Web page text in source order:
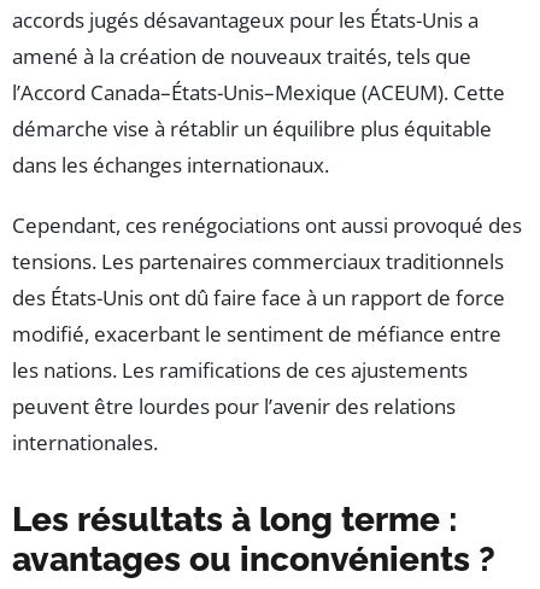
accords jugés désavantageux pour les États-Unis a
amené à la création de nouveaux traités, tels que
l’Accord Canada–États-Unis–Mexique (ACEUM). Cette
démarche vise à rétablir un équilibre plus équitable
dans les échanges internationaux.
Cependant, ces renégociations ont aussi provoqué des
tensions. Les partenaires commerciaux traditionnels
des États-Unis ont dû faire face à un rapport de force
modifié, exacerbant le sentiment de méfiance entre
les nations. Les ramifications de ces ajustements
peuvent être lourdes pour l’avenir des relations
internationales.
Les résultats à long terme :
avantages ou inconvénients ?